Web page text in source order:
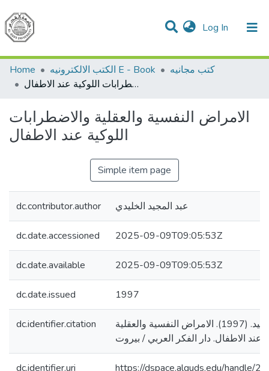
Log In (current)
Communities & Collections
All of DSpace
Home
الكتب الالكترونيه E - Book
كتب مجانيه
الامراض النفسية والعقلية والاضطرابات اللوكية عند الاطفال
الامراض النفسية والعقلية والاضطرابات
اللوكية عند الاطفال
Simple item page
dc.contributor.author عبد المجيد الخليدي
dc.date.accessioned 2025-09-09T09:05:53Z
dc.date.available 2025-09-09T09:05:53Z
dc.date.issued 1997
dc.identifier.citation الخليدي، عبد المجيد. (1997). الامراض النفسية والعقلية
dc.identifier.uri https://dspace.alquds.edu/handle/